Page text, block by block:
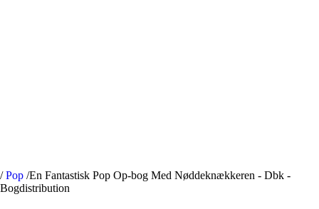
/ Pop /En Fantastisk Pop Op-bog Med Nøddeknækkeren - Dbk -
Bogdistribution